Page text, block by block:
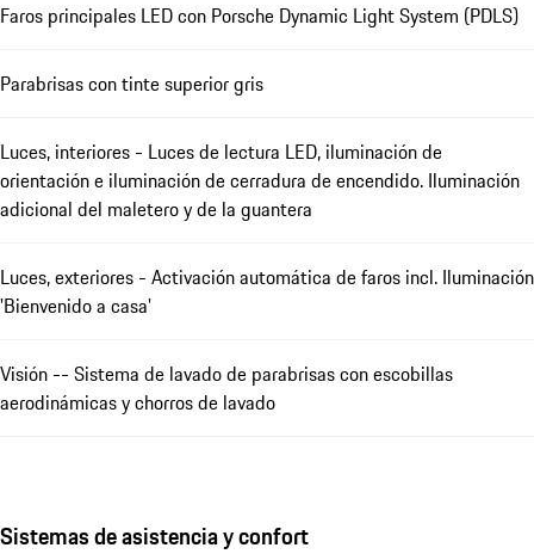
Faros principales LED con Porsche Dynamic Light System (PDLS)
Parabrisas con tinte superior gris
Luces, interiores - Luces de lectura LED, iluminación de
orientación e iluminación de cerradura de encendido. Iluminación
adicional del maletero y de la guantera
Luces, exteriores - Activación automática de faros incl. Iluminación
'Bienvenido a casa'
Visión -- Sistema de lavado de parabrisas con escobillas
aerodinámicas y chorros de lavado
Sistemas de asistencia y confort